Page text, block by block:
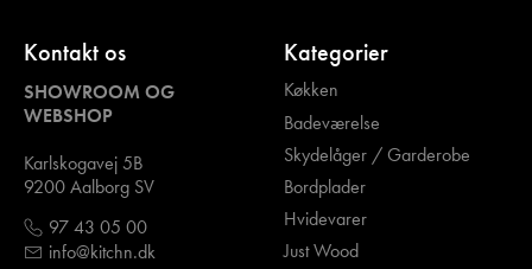
Kontakt os
SHOWROOM OG
WEBSHOP
Karlskogavej 5B
9200 Aalborg SV
97 43 05 00
info@kitchn.dk
Kategorier
Køkken
Badeværelse
Skydelåger / Garderobe
Bordplader
Hvidevarer
Just Wood